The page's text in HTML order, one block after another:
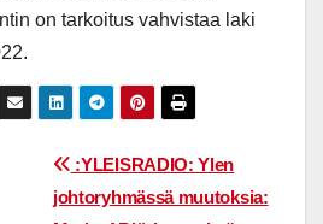
on tarkoitus vahvistaa laki
:YLEISRADIO: Ylen
johtoryhmässä muutoksia: